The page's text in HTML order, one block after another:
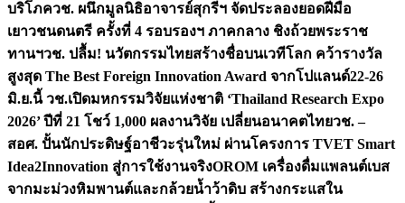
บริโภควช. ผนึกมูลนิธิอาจารย์สุกรีฯ จัดประลองยอดฝีมือ
เยาวชนดนตรี ครั้งที่ 4 รอบรองฯ ภาคกลาง ชิงถ้วยพระราช
ทานฯวช. ปลื้ม! นวัตกรรมไทยสร้างชื่อบนเวทีโลก คว้ารางวัล
สูงสุด The Best Foreign Innovation Award จากโปแลนด์22-26
มิ.ย.นี้ วช.เปิดมหกรรมวิจัยแห่งชาติ ‘Thailand Research Expo
2026’ ปีที่ 21 โชว์ 1,000 ผลงานวิจัย เปลี่ยนอนาคตไทยวช. –
สอศ. ปั้นนักประดิษฐ์อาชีวะรุ่นใหม่ ผ่านโครงการ TVET Smart
Idea2Innovation สู่การใช้งานจริงOROM เครื่องดื่มแพลนต์เบส
จากมะม่วงหิมพานต์และกล้วยน้ำว้าดิบ สร้างกระแสใน